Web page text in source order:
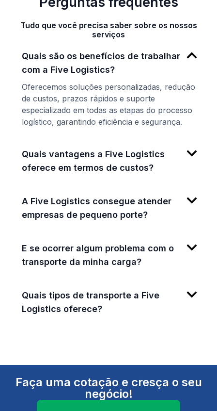
Tudo que você precisa saber sobre os nossos
serviços
Quais são os benefícios de trabalhar
com a Five Logistics?
Oferecemos soluções personalizadas, redução
de custos, prazos rápidos e suporte
especializado em todas as etapas do processo
logístico, garantindo eficiência e segurança.
Quais vantagens a Five Logistics
oferece em termos de custos?
A Five Logistics consegue atender
empresas de pequeno porte?
E se ocorrer algum problema com o
transporte da minha carga?
Quais tipos de transporte a Five
Logistics oferece?
Faça uma cotação e cresça o seu
negócio!